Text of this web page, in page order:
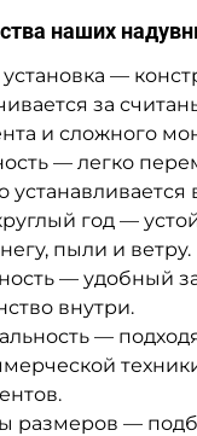
наших
—
за
и сложного
— легко
устанавливается
год —
пыли и ветру.
— удобный
внутри.
—
размеров —